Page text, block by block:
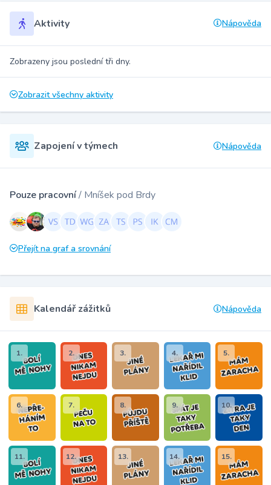
Aktivity Nápověda
Zobrazeny jsou poslední tři dny.
Zobrazit všechny aktivity
Zapojení v týmech Nápověda
Pouze pracovní/ Mníšek pod Brdy
Přejít na graf a srovnání
Kalendář zážitků Nápověda
1. 2. 3. 4. 5.
6. 7. 8. 9. 10.
11. 12. 13. 14. 15.